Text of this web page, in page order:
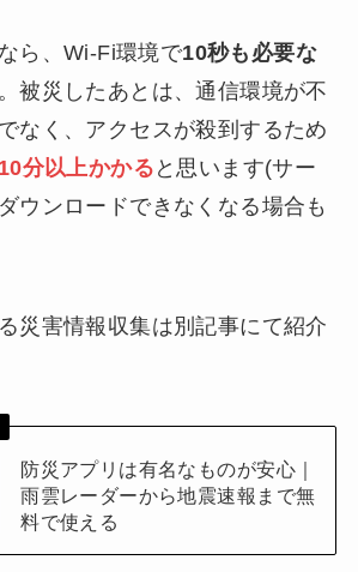
ら、Wi-Fi環境で10秒も必要な
被災したあとは、通信環境が不
なく、アクセスが殺到するため
10分以上かかる と思います(サー
ウンロードできなくなる場合も
災害情報収集は別記事にて紹介
防災アプリは有名なものが安心｜
雨雲レーダーから地震速報まで無
料で使える